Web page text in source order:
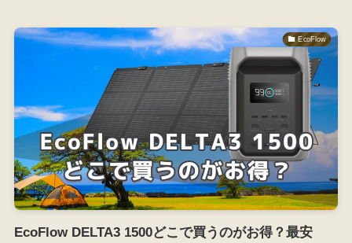
EcoFlow
EcoFlow DELTA3 1500どこで買うのがお得？最安